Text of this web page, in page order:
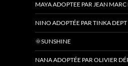
MAYA ADOPTEE PAR JEAN
NINO ADOPTÉE PAR TINKA
🌞SUNSHINE
NANA ADOPTÉE PAR OLIVIER